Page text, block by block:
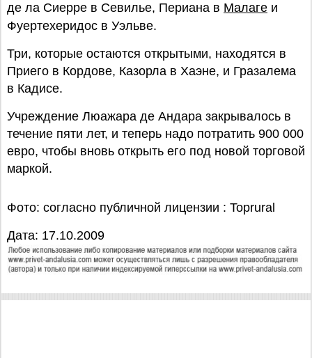
де ла Сиерре в Севилье, Периана в Малаге и
Фуертехеридос в Уэльве.
Три, которые остаются открытыми, находятся в
Приего в Кордове, Казорла в Хаэне, и Гразалема
в Кадисе.
Учреждение Люажара де Андара закрывалось в
течение пяти лет, и теперь надо потратить 900 000
евро, чтобы вновь открыть его под новой торговой
маркой.
Фото: согласно публичной лицензии : Toprural
Дата: 17.10.2009